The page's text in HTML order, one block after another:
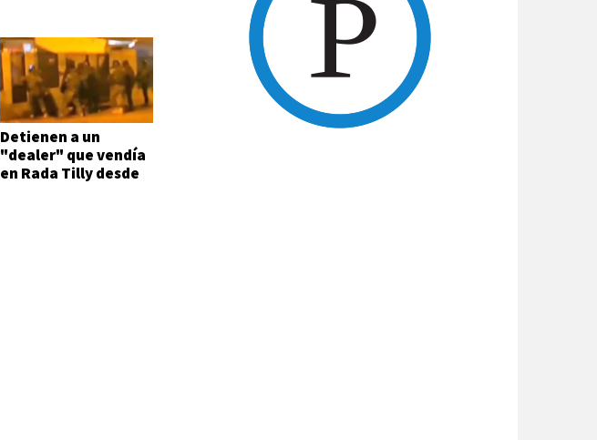
Detienen a un
"dealer" que vendía
en Rada Tilly desde